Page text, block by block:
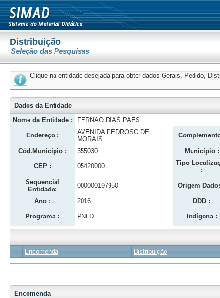
Distribuição
Seleção das Pesquisas
Clique na entidade desejada para obter dados Gerais, Pedido,
Dados da Entidade
Nome da Entidade :
FERNAO DIAS PAES
Endereço :
AVENIDA PEDROSO DE
MORAIS
Cód.Município : 355030 Município :
CEP : 05420000
Tipo
:
Sequencial
Entidade:
000000197950 Origem
Ano : 2016 DDD :
Programa : PNLD Indígena :
Encomenda Distribuição
Encomenda